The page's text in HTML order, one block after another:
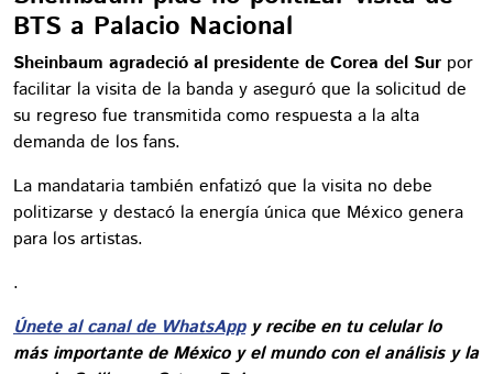
BTS a Palacio Nacional
Sheinbaum agradeció al presidente de Corea del Sur por
facilitar la visita de la banda y aseguró que la solicitud de
su regreso fue transmitida como respuesta a la alta
demanda de los fans.
La mandataria también enfatizó que la visita no debe
politizarse y destacó la energía única que México genera
para los artistas.
.
Únete al canal de WhatsAppy recibe en tu celular lo
más importante de México y el mundo con el análisis y la